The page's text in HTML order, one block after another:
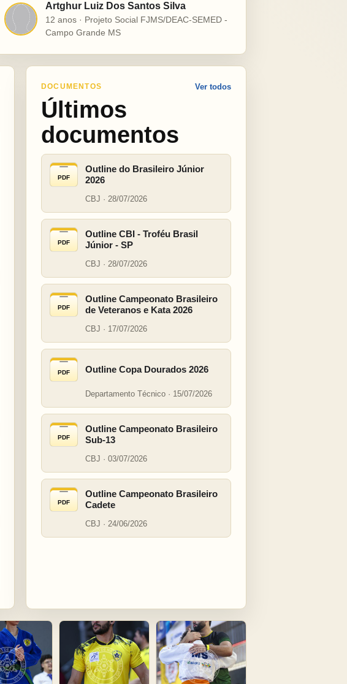
Artghur Luiz Dos Santos Silva
12 anos · Projeto Social FJMS/DEAC-SEMED -
Campo Grande MS
DOCUMENTOS
Últimos
documentos
Ver todos
PDF
Outline do Brasileiro Júnior
2026
CBJ · 28/07/2026
PDF
Outline CBI - Troféu Brasil
Júnior - SP
CBJ · 28/07/2026
PDF
Outline Campeonato Brasileiro
de Veteranos e Kata 2026
CBJ · 17/07/2026
PDF Outline Copa Dourados 2026
Departamento Técnico · 15/07/2026
PDF
Outline Campeonato Brasileiro
Sub-13
CBJ · 03/07/2026
PDF
Outline Campeonato Brasileiro
Cadete
CBJ · 24/06/2026